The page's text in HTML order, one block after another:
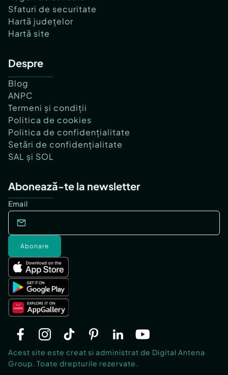
Sfaturi de securitate
Hartă județelor
Hartă site
Despre
Blog
ANPC
Termeni și condiții
Politica de cookies
Politica de confidențialitate
Setări de confidențialitate
SAL și SOL
Abonează-te la newsletter
Email
Abonare
Acest site este creat si administrat de Digital Antena
Group. Toate drepturile rezervate.